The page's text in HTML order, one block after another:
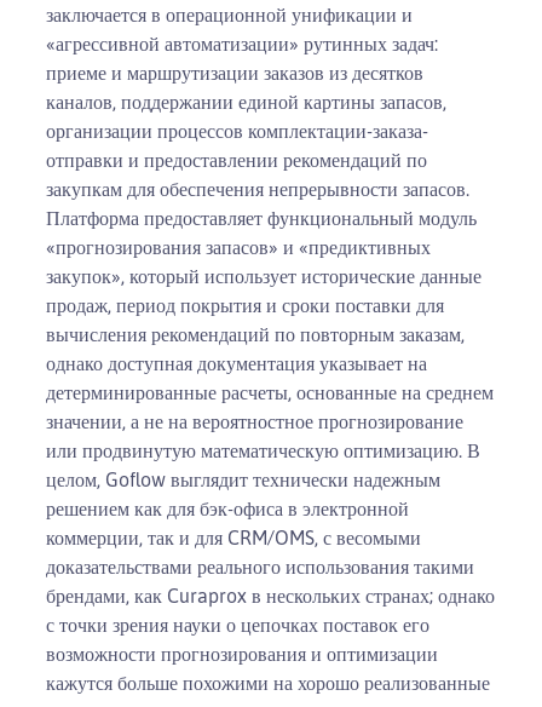
заключается в операционной унификации и
«агрессивной автоматизации» рутинных задач:
приеме и маршрутизации заказов из десятков
каналов, поддержании единой картины запасов,
организации процессов комплектации-заказа-
отправки и предоставлении рекомендаций по
закупкам для обеспечения непрерывности запасов.
Платформа предоставляет функциональный модуль
«прогнозирования запасов» и «предиктивных
закупок», который использует исторические данные
продаж, период покрытия и сроки поставки для
вычисления рекомендаций по повторным заказам,
однако доступная документация указывает на
детерминированные расчеты, основанные на среднем
значении, а не на вероятностное прогнозирование
или продвинутую математическую оптимизацию. В
целом, Goflow выглядит технически надежным
решением как для бэк-офиса в электронной
коммерции, так и для CRM/OMS, с весомыми
доказательствами реального использования такими
брендами, как Curaprox в нескольких странах; однако
с точки зрения науки о цепочках поставок его
возможности прогнозирования и оптимизации
кажутся больше похожими на хорошо реализованные